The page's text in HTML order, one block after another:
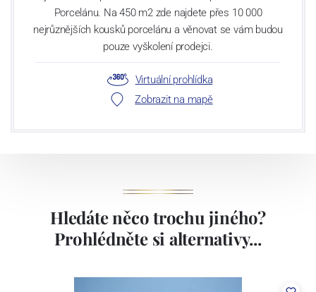
Porcelánu. Na 450 m2 zde najdete přes 10 000
nejrůznějších kousků porcelánu a věnovat se vám budou
pouze vyškolení prodejci.
Virtuální prohlídka
Zobrazit na mapě
Hledáte něco trochu jiného?
Prohlédněte si alternativy...